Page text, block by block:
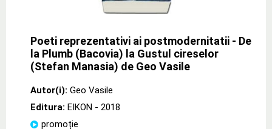
Poeti reprezentativi ai postmodernitatii - De
la Plumb (Bacovia) la Gustul cireselor
(Stefan Manasia) de Geo Vasile
Autor(i): Geo Vasile
Editura: EIKON - 2018
promoție